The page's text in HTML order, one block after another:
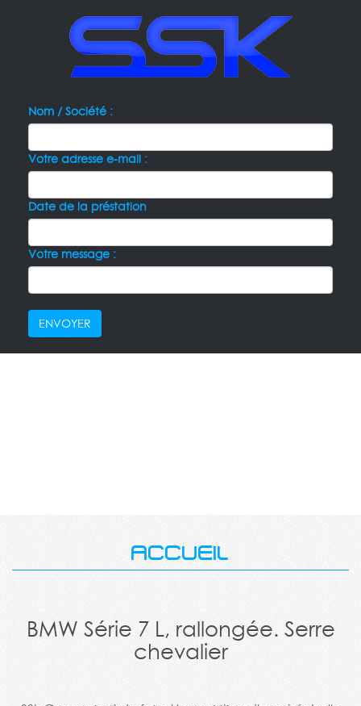
Nom / Société :
Votre adresse e-mail :
Date de la préstation
Votre message :
ENVOYER
ACCUEIL
BMW Série 7 L, rallongée. Serre
chevalier